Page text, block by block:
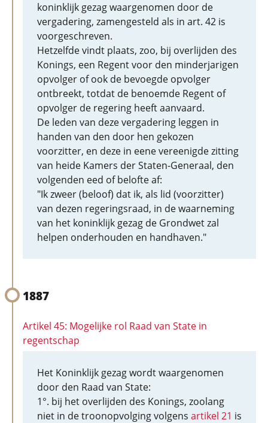
koninklijk gezag waargenomen door de
vergadering, zamengesteld als in art. 42 is
voorgeschreven.
Hetzelfde vindt plaats, zoo, bij overlijden des
Konings, een Regent voor den minderjarigen
opvolger of ook de bevoegde opvolger
ontbreekt, totdat de benoemde Regent of
opvolger de regering heeft aanvaard.
De leden van deze vergadering leggen in
handen van den door hen gekozen
voorzitter, en deze in eene vereenigde zitting
van heide Kamers der Staten-Generaal, den
volgenden eed of belofte af:
"Ik zweer (beloof) dat ik, als lid (voorzitter)
van dezen regeringsraad, in de waarneming
van het koninklijk gezag de Grondwet zal
helpen onderhouden en handhaven."
1887
Artikel 45: Mogelijke rol Raad van State in
regentschap
Het Koninklijk gezag wordt waargenomen
door den Raad van State:
1°. bij het overlijden des Konings, zoolang
niet in de troonopvolging volgens artikel 21 is